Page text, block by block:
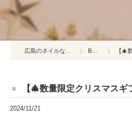
BLOG 【🎄数
【🎄数量限定クリスマスギ
2024/11/21